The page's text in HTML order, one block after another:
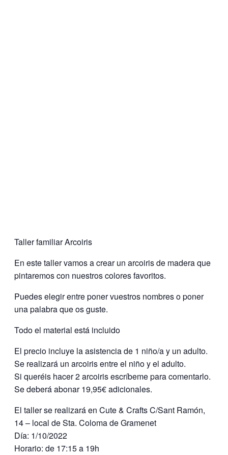
Taller familiar Arcoiris
En este taller vamos a crear un arcoiris de madera que
pintaremos con nuestros colores favoritos.
Puedes elegir entre poner vuestros nombres o poner
una palabra que os guste.
Todo el material está incluido
El precio incluye la asistencia de 1 niño/a y un adulto.
Se realizará un arcoiris entre el niño y el adulto.
Si queréis hacer 2 arcoiris escríbeme para comentarlo.
Se deberá abonar 19,95€ adicionales.
El taller se realizará en Cute & Crafts C/Sant Ramón,
14 – local de Sta. Coloma de Gramenet
Día: 1/10/2022
Horario: de 17:15 a 19h